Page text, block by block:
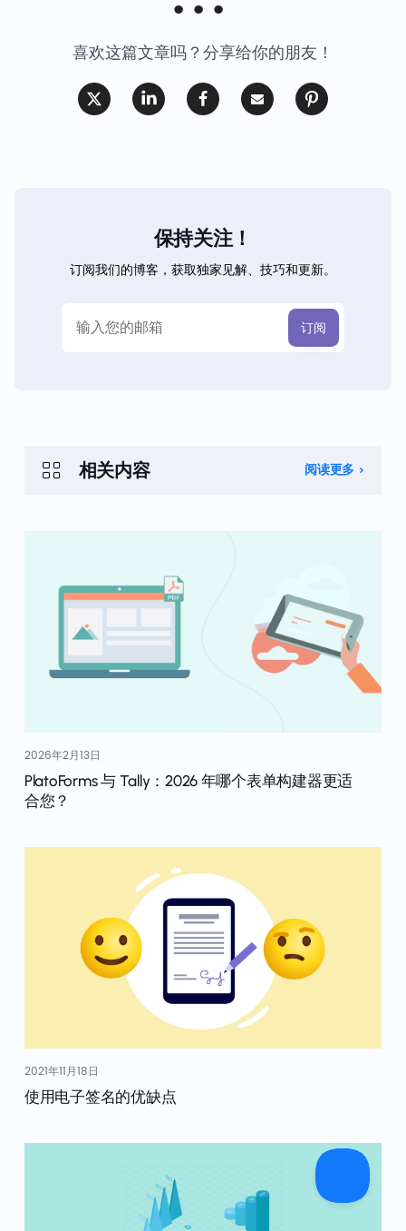
喜欢这篇文章吗？分享给你的朋友！
保持关注！
订阅我们的博客，获取独家见解、技巧和更新。
相关内容 阅读更多
2026年2月13日
PlatoForms 与 Tally：2026 年哪个表单构建器更适
合您？
2021年11月18日
使用电子签名的优缺点